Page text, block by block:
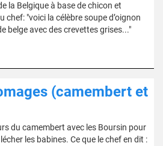
la Belgique à base de chicon et
chef: "voici la célèbre soupe d’oignon
belge avec des crevettes grises..."
(camembert et
du camembert avec les Boursin pour
les babines. Ce que le chef en dit :